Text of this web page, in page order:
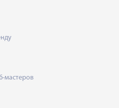
мастеров